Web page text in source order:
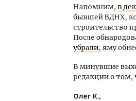
Напомним, в
бывшей ВДНХ,
строительство
После
убрали, яму
В минувшие
редакции о том,
Олег К.,